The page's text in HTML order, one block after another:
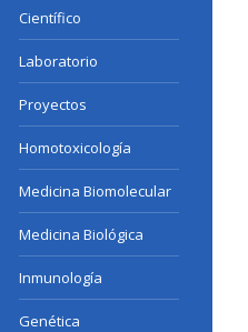
Científico
Laboratorio
Proyectos
Homotoxicología
Medicina Biomolecular
Medicina Biológica
Inmunología
Genética